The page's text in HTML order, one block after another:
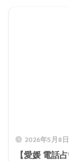
2026年5月8日
【愛媛 電話